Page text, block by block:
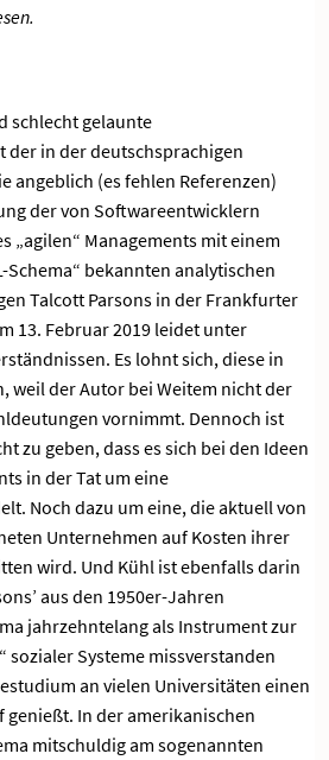
schlecht gelaunte
der in der deutschsprachigen
angeblich (es fehlen Referenzen)
der von Softwareentwicklern
„agilen“ Managements mit einem
Schema“ bekannten analytischen
Talcott Parsons in der Frankfurter
13. Februar 2019 leidet unter
Es lohnt sich, diese in
weil der Autor bei Weitem nicht der
vornimmt. Dennoch ist
zu geben, dass es sich bei den Ideen
in der Tat um eine
Noch dazu um eine, die aktuell von
Unternehmen auf Kosten ihrer
wird. Und Kühl ist ebenfalls darin
aus den 1950er-Jahren
jahrzehntelang als Instrument zur
sozialer Systeme missverstanden
an vielen Universitäten einen
genießt. In der amerikanischen
mitschuldig am sogenannten